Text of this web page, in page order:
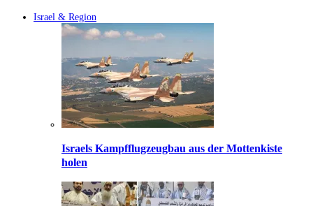
Israel & Region
Israels Kampfflugzeugbau aus der Mottenkiste
holen